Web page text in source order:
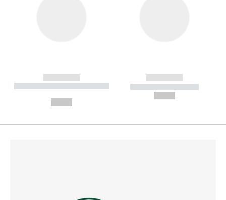
------------
----------- ----------- --------
------------
----------- -----------